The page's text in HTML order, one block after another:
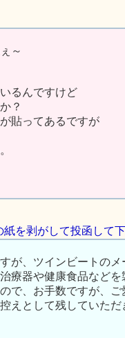
～
るんですけど
？
貼ってあるですが
紙を剥がして投函して
が、ツインビートの
療器や健康食品など
で、お手数ですが、
えとして残していた